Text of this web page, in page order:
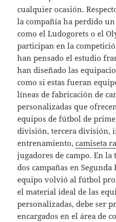
cualquier ocasión.
la compañía ha perdido
como el Ludogorets o el
participan en la
han pensado el estudio
han diseñado las
como si estas fueran
líneas de fabricación de
personalizadas que
equipos de fútbol de
división, tercera división,
entrenamiento,camiseta
jugadores de campo. En la
dos campañas en Segunda
equipo volvió al fútbol
el material ideal de las
personalizadas, debe ser
encargados en el área de